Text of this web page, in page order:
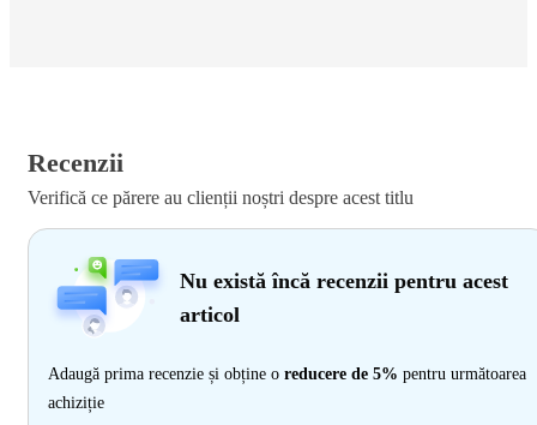
Recenzii
Verifică ce părere au clienții noștri despre acest titlu
Nu există încă recenzii pentru acest
articol
Adaugă prima recenzie și obține o reducere de 5% pentru următoarea
achiziție